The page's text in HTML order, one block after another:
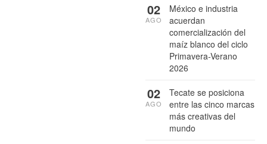
México e industria
acuerdan
comercialización del
maíz blanco del ciclo
Primavera-Verano
2026
02
AGO
Tecate se posiciona
entre las cinco marcas
más creativas del
mundo
02
AGO